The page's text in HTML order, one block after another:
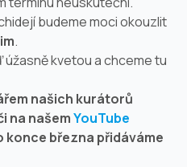
budeme moci okouzlit
.
kvetou a chceme tu
našich kurátorů
na našemYouTube
konce března přidáváme